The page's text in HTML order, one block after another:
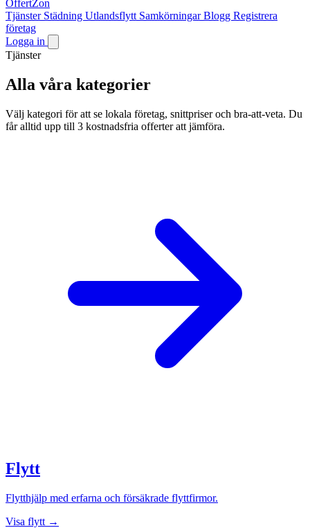
OffertZon
Tjänster Städning Utlandsflytt SamkörningarBlogg Registrera
företag
Logga in
Tjänster
Alla våra kategorier
Välj kategori för att se lokala företag, snittpriser och bra-att-veta. Du
får alltid upp till 3 kostnadsfria offerter att jämföra.
Flytt
Flytthjälp med erfarna och försäkrade flyttfirmor.
Visa flytt →